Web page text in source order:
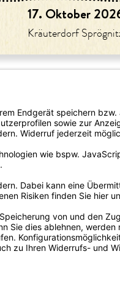
17. Oktober
Kräuterdorf
B2B - Vertrieb
Fachhandel/Apotheke
Gastronomie
Bestellplattform-
ORDERLION
Firmengeschenke
Franchise
Zertifikate
GMBH